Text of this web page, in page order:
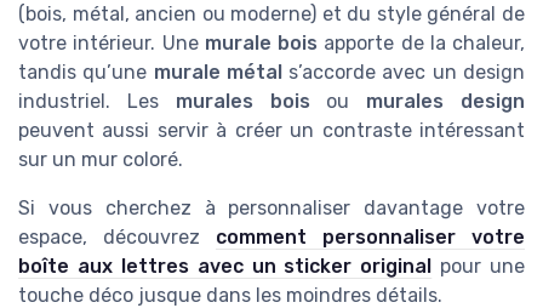
(bois, métal, ancien ou moderne) et du style général de
votre intérieur. Une murale bois apporte de la chaleur,
tandis qu’une murale métals’accorde avec un design
industriel. Les murales bois ou murales design
peuvent aussi servir à créer un contraste intéressant
sur un mur coloré.
Si vous cherchez à personnaliser davantage votre
espace, découvrez comment personnaliser votre
boîte aux lettres avec un sticker original pour une
touche déco jusque dans les moindres détails.